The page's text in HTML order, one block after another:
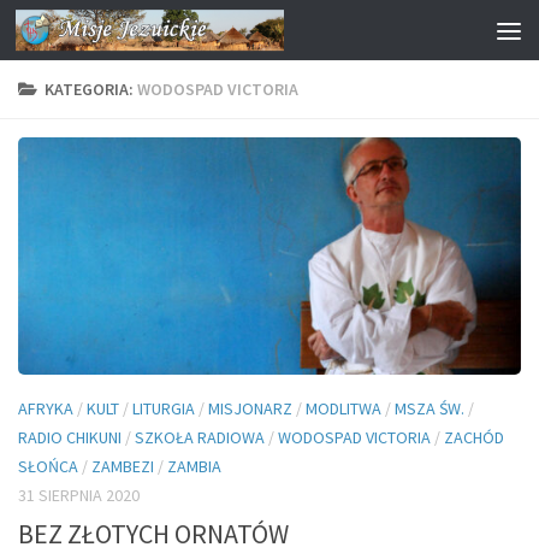
Przejdź do treści
KATEGORIA: WODOSPAD VICTORIA
AFRYKA /KULT /LITURGIA /MISJONARZ /MODLITWA /MSZA ŚW. /
RADIO CHIKUNI /SZKOŁA RADIOWA /WODOSPAD VICTORIA / ZACHÓD
SŁOŃCA / ZAMBEZI / ZAMBIA
31 SIERPNIA 2020
BEZ ZŁOTYCH ORNATÓW